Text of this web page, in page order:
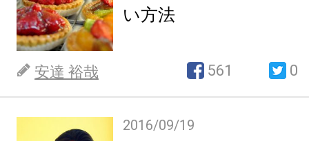
い方法
安達 裕哉 561 0
2016/09/19